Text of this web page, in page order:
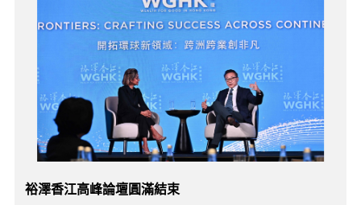
裕澤香江高峰論壇圓滿結束